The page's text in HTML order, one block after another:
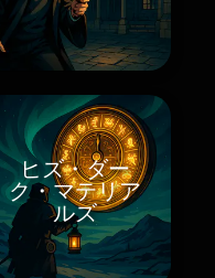
ヒズ・ダー
ク・マテリア
ルズ